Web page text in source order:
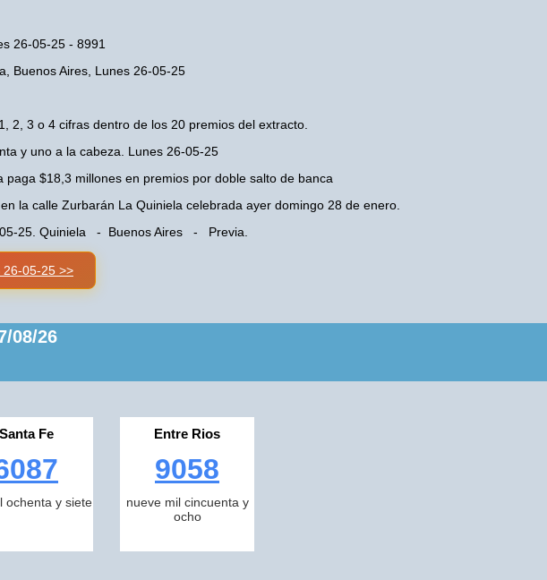
26-05-25 - 8991
Buenos Aires, Lunes 26-05-25
2, 3 o 4 cifras dentro de los 20 premios del extracto.
y uno a la cabeza. Lunes 26-05-25
$18,3 millones en premios por doble salto de banca
la calle Zurbarán La Quiniela celebrada ayer domingo 28 de enero.
25. Quiniela - Buenos Aires - Previa.
26-05-25 >>
08/26
Santa Fe
ochenta y siete
Entre Rios
9058
nueve mil cincuenta y
ocho